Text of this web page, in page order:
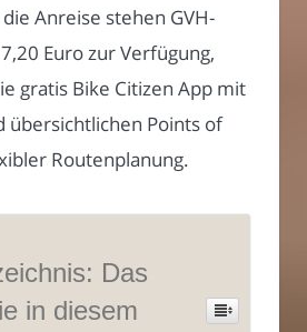
Anreise stehen GVH-
Euro zur Verfügung,
gratis Bike Citizen App mit
übersichtlichen Points of
Routenplanung.
Das
in diesem